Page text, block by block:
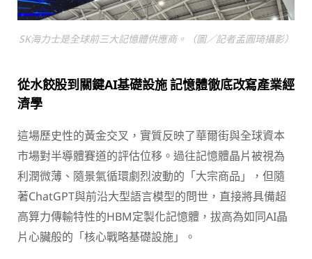
SK海力士是全球前三大記憶體供應商。（圖／記者孟圓琦攝影）
從水餃股到關鍵AI基礎設施 記憶體徹底改寫產業經
濟學
這場歷史性的黃金交叉，實質反映了華爾街與全球資本
市場對半導體賽道的評估位移。過往記憶體晶片被視為
利潤微薄、隨景氣循環劇烈波動的「大宗商品」，但隨
著ChatGPT與前沿大型語言模型的問世，直接將具備超
高算力傳輸特性的HBM定製化記憶體，拔高為如同AI晶
片心臟般的「核心戰略基礎設施」。